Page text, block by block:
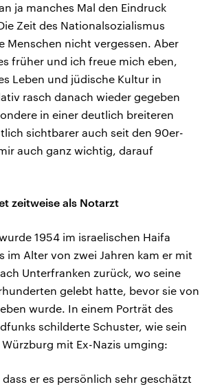
ja manches Mal den Eindruck
Zeit des Nationalsozialismus
Menschen nicht vergessen. Aber
früher und ich freue mich eben,
Leben und jüdische Kultur in
rasch danach wieder gegeben
in einer deutlich breiteren
sichtbarer auch seit den 90er-
auch ganz wichtig, darauf
zeitweise als Notarzt
1954 im israelischen Haifa
im Alter von zwei Jahren kam er mit
Unterfranken zurück, wo seine
gelebt hatte, bevor sie von
wurde. In einem Porträt des
schilderte Schuster, wie sein
mit Ex-Nazis umging:
er es persönlich sehr geschätzt